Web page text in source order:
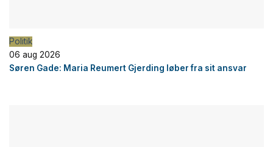
Politik
06 aug 2026
Søren Gade: Maria Reumert Gjerding løber fra sit ansvar